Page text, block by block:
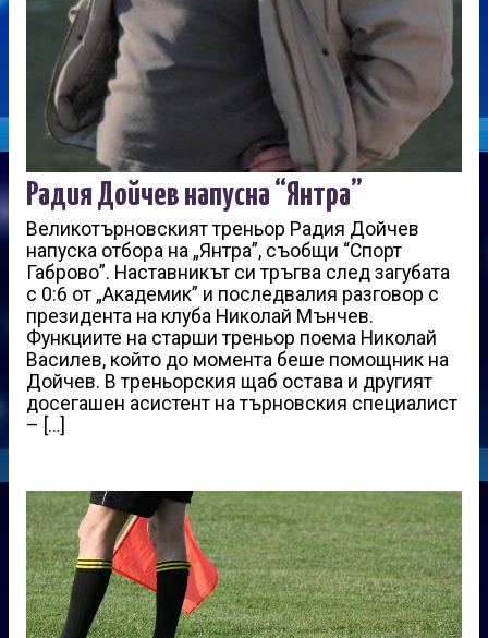
Радия Дойчев напусна “Янтра”
Великотърновският треньор Радия Дойчев
напуска отбора на „Янтра”, съобщи “Спорт
Габрово”. Наставникът си тръгва след загубата
с 0:6 от „Академик” и последвалия разговор с
президента на клуба Николай Мънчев.
Функциите на старши треньор поема Николай
Василев, който до момента беше помощник на
Дойчев. В треньорския щаб остава и другият
досегашен асистент на търновския специалист
– […]